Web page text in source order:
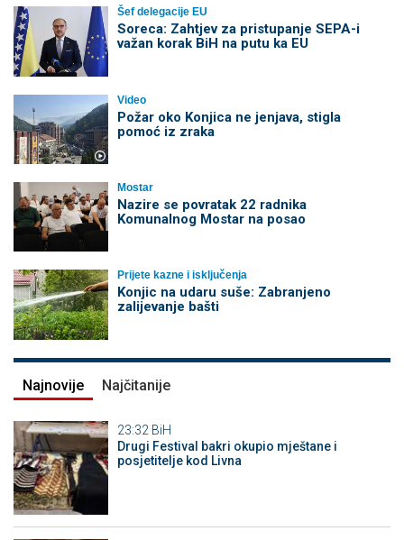
Šef delegacije EU
Soreca: Zahtjev za pristupanje SEPA-i
važan korak BiH na putu ka EU
Video
Požar oko Konjica ne jenjava, stigla
pomoć iz zraka
Mostar
Nazire se povratak 22 radnika
Komunalnog Mostar na posao
Prijete kazne i isključenja
Konjic na udaru suše: Zabranjeno
zalijevanje bašti
Najnovije Najčitanije
23:32 BiH
Drugi Festival bakri okupio mještane i
posjetitelje kod Livna